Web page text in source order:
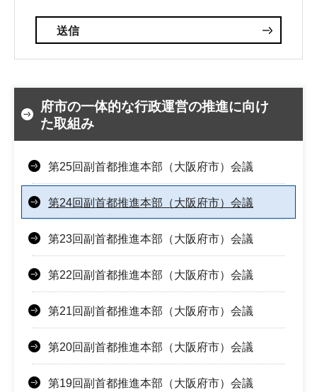
府市の一体的な行政運営の推進に向け
た取組み
第25回副首都推進本部（大阪府市）会議
第24回副首都推進本部（大阪府市）会議
第23回副首都推進本部（大阪府市）会議
第22回副首都推進本部（大阪府市）会議
第21回副首都推進本部（大阪府市）会議
第20回副首都推進本部（大阪府市）会議
第19回副首都推進本部（大阪府市）会議